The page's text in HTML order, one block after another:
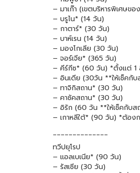
– มาเก๊า (เขตบริหารพิเศษข
– บรูไน* (14 วัน)
– กาตาร์* (30 วัน)
– บาห์เรน (14 วัน)
– มองโกเลีย (30 วัน)
– จอร์เจีย* (365 วัน)
– คีร์กีซ* (60 วัน) *ตั้งแต่ 1
– อินเดีย (30วัน **ให้เช็คกั
– ทาจิกิสถาน* (30 วัน)
– คาซัคสถาน* (30 วัน)
– อิรัก (60 วัน **ให้เช็คกับส
– เกาหลีใต้* (90 วัน) *ต้อง
______________
ทวีปยุโรป
– แอลเบเนีย* (90 วัน)
– รัสเซีย (30 วัน)